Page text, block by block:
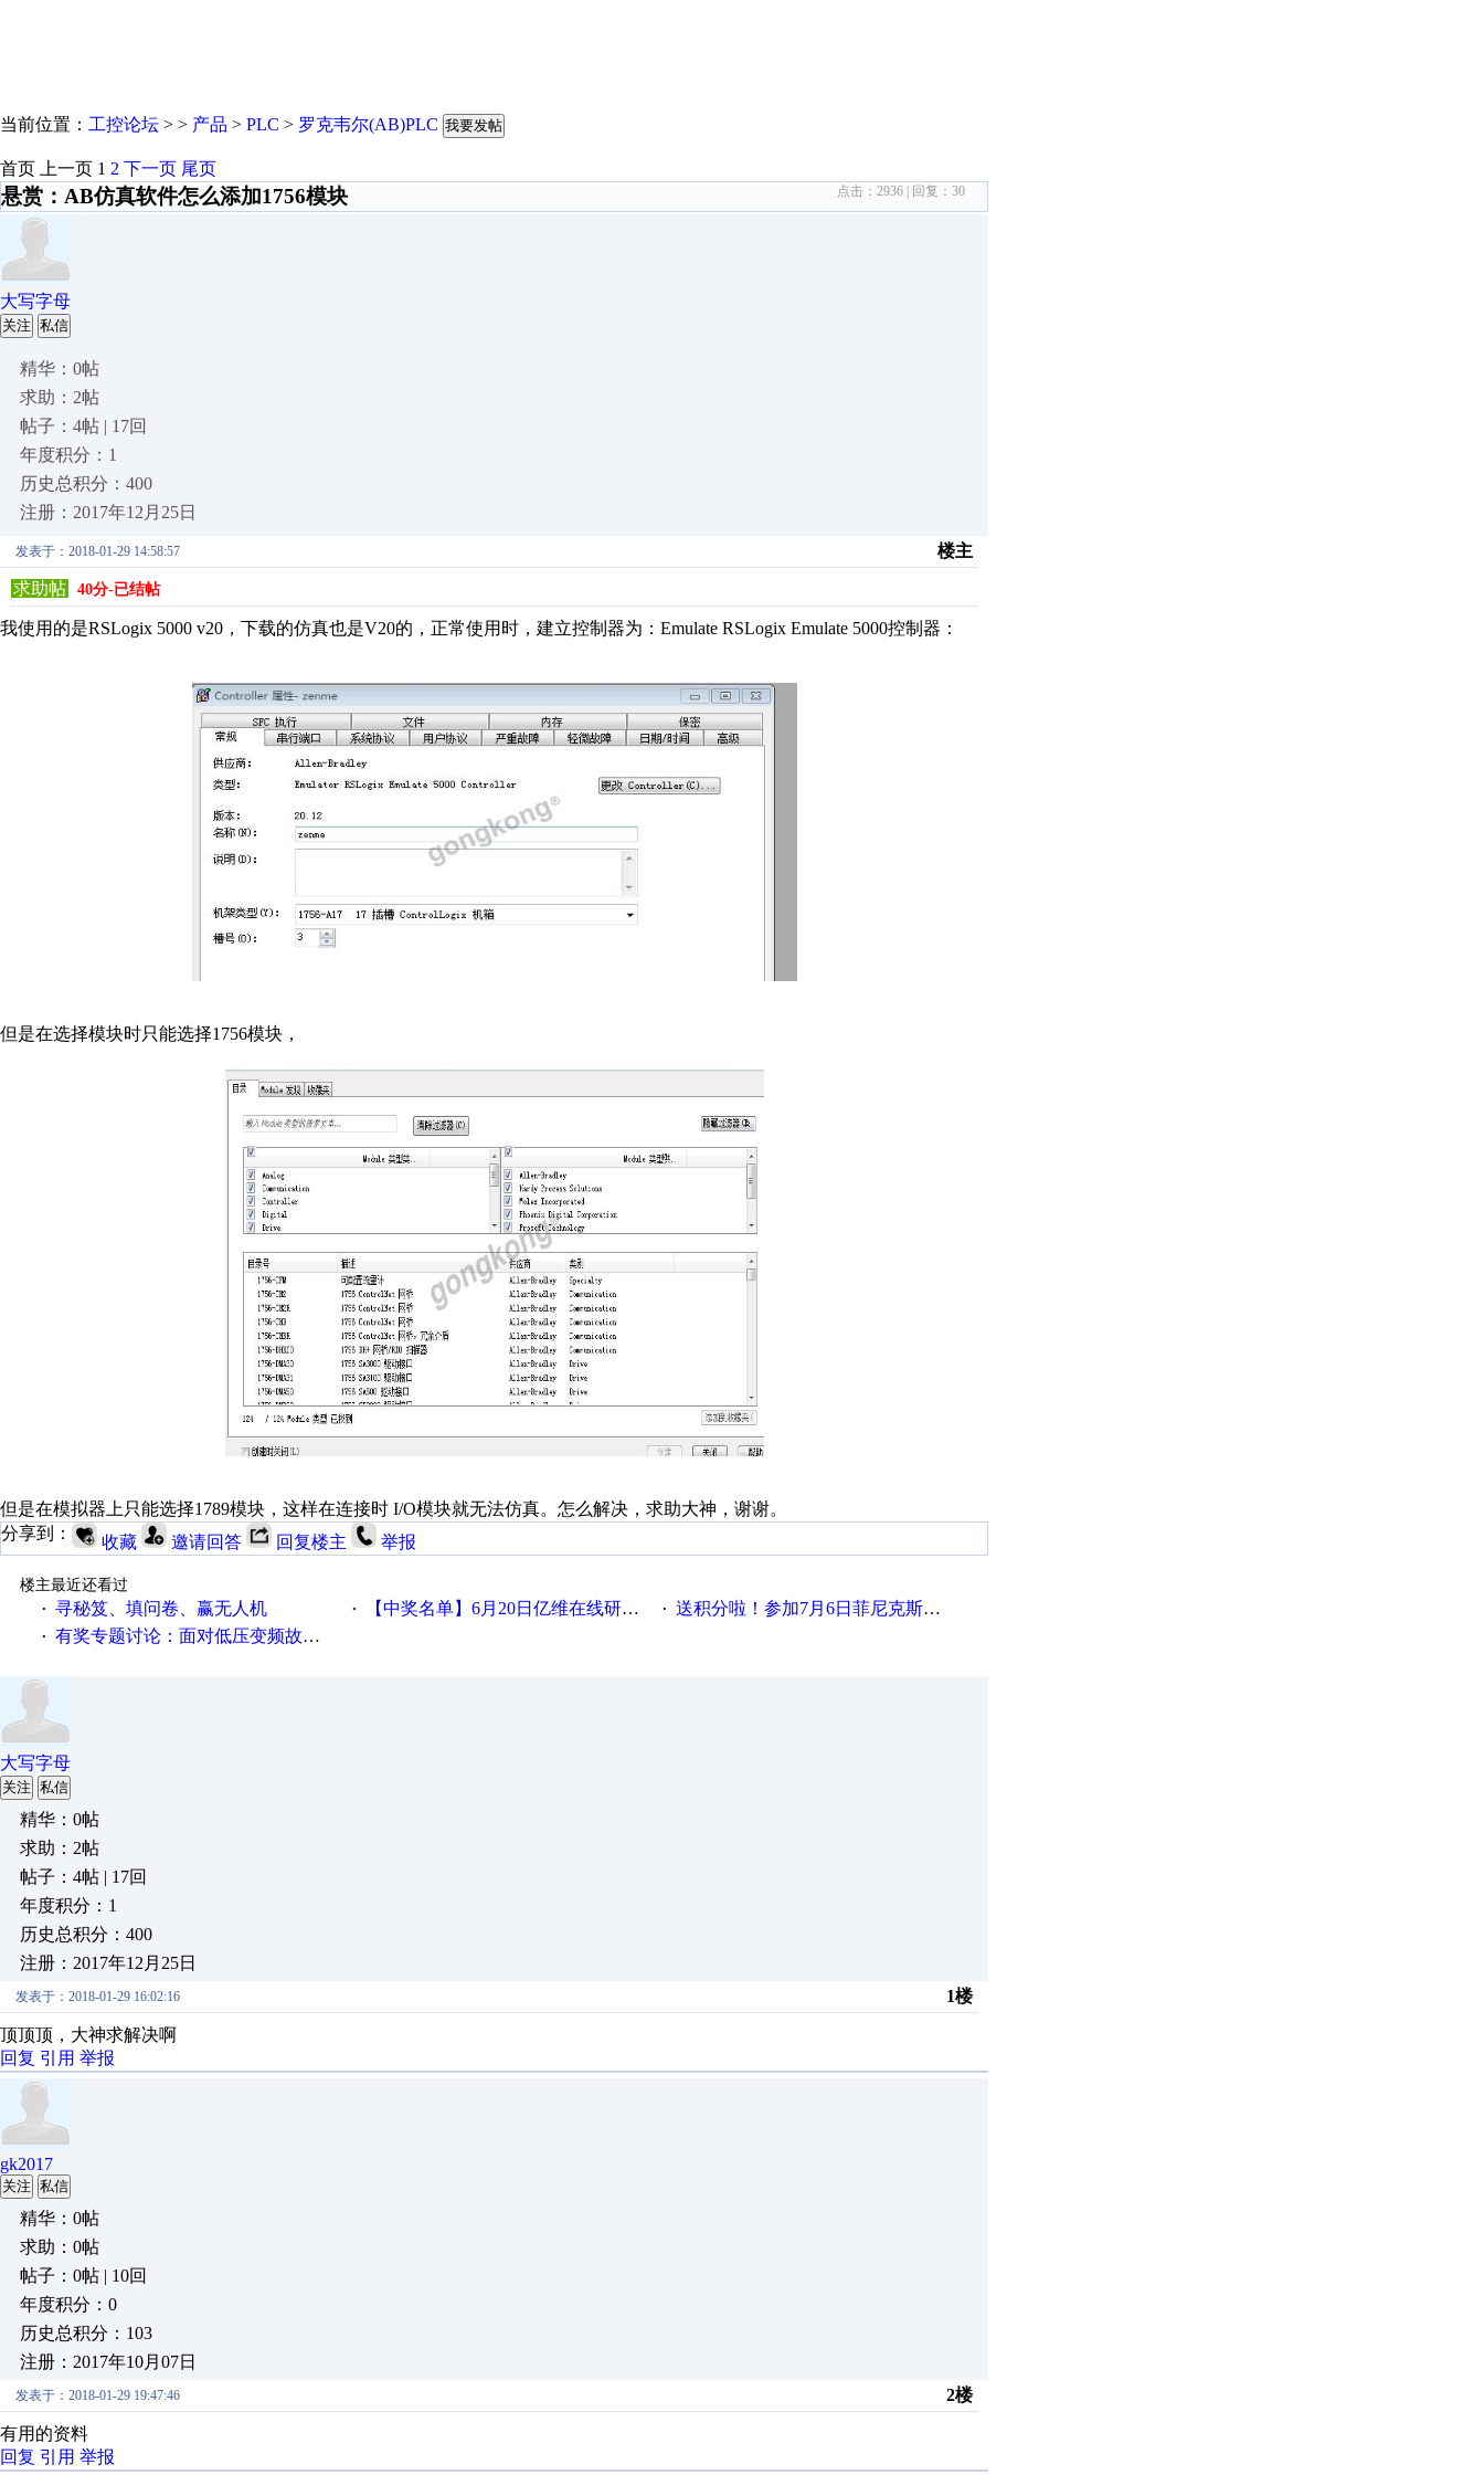
当前位置： 工控论坛 > > 产品 > PLC > 罗克韦尔(AB)PLC 我要发帖
首页 上一页 1 2 下一页 尾页
悬赏：AB仿真软件怎么添加1756模块 点击： 2936 | 回复： 30
大写字母
关注 私信
精华：0帖
求助：2帖
帖子：4帖 | 17回
年度积分：1
历史总积分：400
注册：2017年12月25日
发表于：2018-01-29 14:58:57
楼主
求助帖
40分-已结帖
我使用的是RSLogix 5000 v20，下载的仿真也是V20的，正常使用时，建立控制器为：Emulate RSLogix Emulate 5000控制器：
但是在选择模块时只能选择1756模块，
但是在模拟器上只能选择1789模块，这样在连接时 I/O模块就无法仿真。怎么解决，求助大神，谢谢。
分享到：
收藏 邀请回答 回复楼主 举报
楼主最近还看过
· 寻秘笈、填问卷、赢无人机 · 【中奖名单】6月20日亿维在线研讨会 · 送积分啦！参加7月6日菲尼克斯在线研讨会即得
· 有奖专题讨论：面对低压变频故障，老手是这样解决的！
大写字母
关注 私信
精华：0帖
求助：2帖
帖子：4帖 | 17回
年度积分：1
历史总积分：400
注册：2017年12月25日
发表于：2018-01-29 16:02:16 1楼
顶顶顶，大神求解决啊
回复 引用 举报
gk2017
关注 私信
精华：0帖
求助：0帖
帖子：0帖 | 10回
年度积分：0
历史总积分：103
注册：2017年10月07日
发表于：2018-01-29 19:47:46 2楼
有用的资料
回复 引用 举报